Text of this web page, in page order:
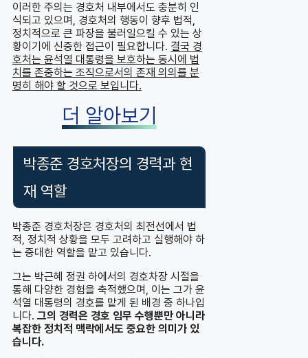
이러한 주의는 경호처 내부에서도 충분히 인
식되고 있으며, 경호처의 행동이 향후 법적,
정치적으로 큰 파장을 불러일으킬 수 있는 상
황이기에 신중한 접근이 필요합니다. 결국 경
호처는 윤석열 대통령을 보호하는 동시에 법
치를 존중하는 조직으로서의 존재 의의를 분
명히 해야 할 것으로 보입니다.
더 알아보기
박종준 경호처장의 경력과 현
재 역할
박종준 경호처장은 경호처의 최전선에서 법
적, 정치적 상황을 모두 고려하고 실행해야 하
는 중대한 역할을 맡고 있습니다.
그는 박근혜 정권 하에서의 경호차장 시절을
통해 다양한 경험을 축적했으며, 이는 그가 윤
석열 대통령의 경호를 맡게 된 배경 중 하나입
니다. 그의 경력은 경호 임무 수행뿐만 아니라
복잡한 정치적 맥락에서도 중요한 의미가 있
습니다.